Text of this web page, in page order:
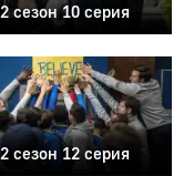
2 сезон 10 серия
2 сезон 12 серия